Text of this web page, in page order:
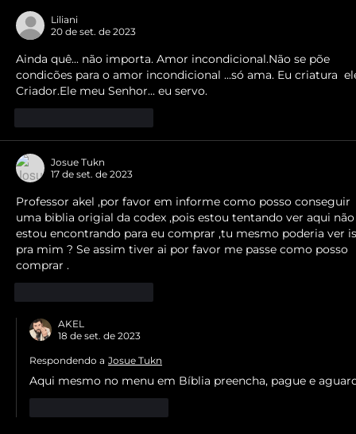
Liliani
20 de set. de 2023
Ainda quê... não importa. Amor incondicional.Não se põe
condicões para o amor incondicional ...só ama. Eu criatura
Criador.Ele meu Senhor... eu servo.
Josue Tukn
17 de set. de 2023
Professor akel ,por favor em informe como posso conseguir
uma biblia origial da codex ,pois estou tentando ver aqui
estou encontrando para eu comprar ,tu mesmo poderia ver
pra mim ? Se assim tiver ai por favor me passe como posso
comprar .
AKEL
18 de set. de 2023
Respondendo a Josue Tukn
Aqui mesmo no menu em Bíblia preencha, pague e